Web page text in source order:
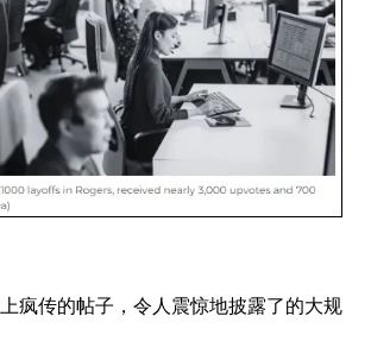
疯传的帖子，令人震惊地披露了的大规